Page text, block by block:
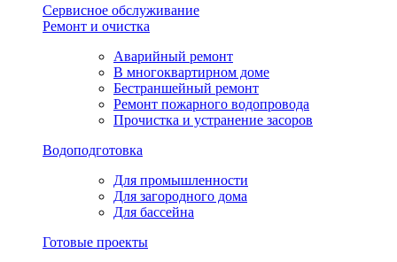
Сервисное обслуживание
Ремонт и очистка
Аварийный ремонт
В многоквартирном доме
Бестраншейный ремонт
Ремонт пожарного водопровода
Прочистка и устранение засоров
Водоподготовка
Для промышленности
Для загородного дома
Для бассейна
Готовые проекты